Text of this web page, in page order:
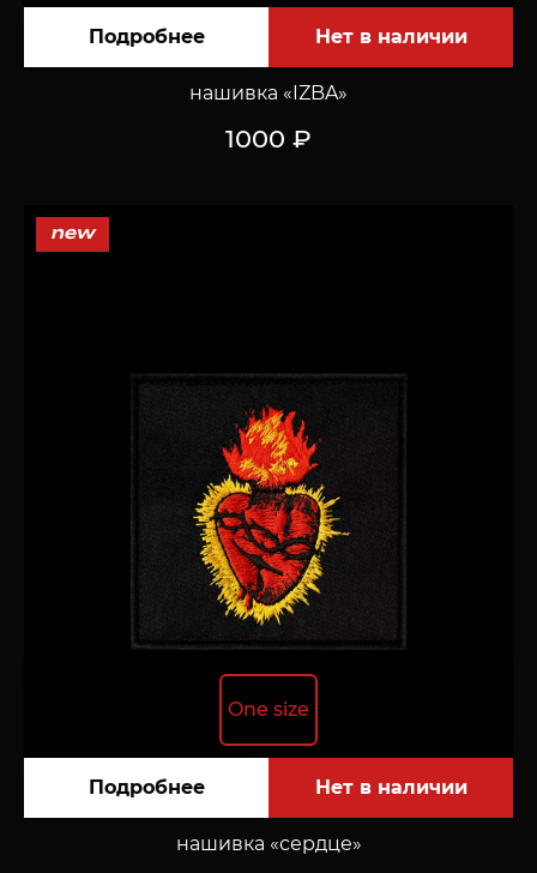
Подробнее
нашивка «IZBA»
1000 ₽
One size
Подробнее
нашивка «сердце»